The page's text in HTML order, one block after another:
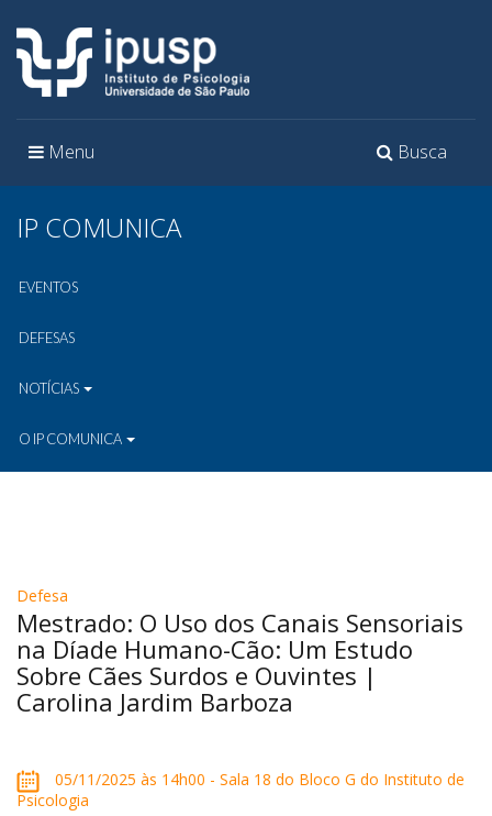
Toggle
Busca
Toggle
Menu
IP COMUNICA
EVENTOS
DEFESAS
NOTÍCIAS
O IP COMUNICA
Defesa
Mestrado: O Uso dos Canais Sensoriais
na Díade Humano-Cão: Um Estudo
Sobre Cães Surdos e Ouvintes |
Carolina Jardim Barboza
05/11/2025 às 14h00 - Sala 18 do Bloco G do Instituto de
Psicologia